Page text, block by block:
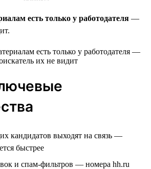
есть только у работодателя —
кандидатов выходят на связь —
быстрее
и спам-фильтров — номера hh.ru